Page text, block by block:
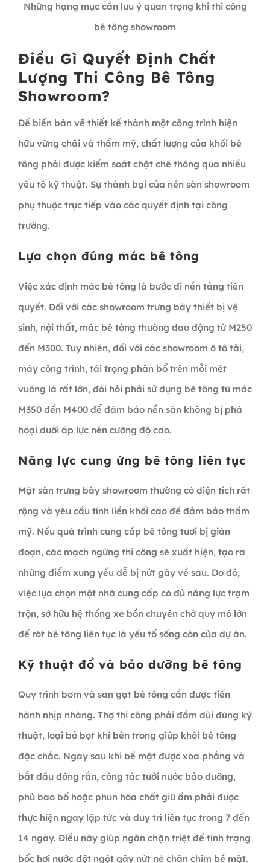
Những hạng mục cần lưu ý quan trọng khi thi công
bê tông showroom
Điều Gì Quyết Định Chất
Lượng Thi Công Bê Tông
Showroom?
Để biến bản vẽ thiết kế thành một công trình hiện
hữu vững chãi và thẩm mỹ, chất lượng của khối bê
tông phải được kiểm soát chặt chẽ thông qua nhiều
yếu tố kỹ thuật. Sự thành bại của nền sàn showroom
phụ thuộc trực tiếp vào các quyết định tại công
trường.
Lựa chọn đúng mác bê tông
Việc xác định mác bê tông là bước đi nền tảng tiên
quyết. Đối với các showroom trưng bày thiết bị vệ
sinh, nội thất, mác bê tông thường dao động từ M250
đến M300. Tuy nhiên, đối với các showroom ô tô tải,
máy công trình, tải trọng phân bổ trên mỗi mét
vuông là rất lớn, đòi hỏi phải sử dụng bê tông từ mác
M350 đến M400 để đảm bảo nền sàn không bị phá
hoại dưới áp lực nén cường độ cao.
Năng lực cung ứng bê tông liên tục
Mặt sàn trưng bày showroom thường có diện tích rất
rộng và yêu cầu tính liền khối cao để đảm bảo thẩm
mỹ. Nếu quá trình cung cấp bê tông tươi bị gián
đoạn, các mạch ngừng thi công sẽ xuất hiện, tạo ra
những điểm xung yếu dễ bị nứt gãy về sau. Do đó,
việc lựa chọn một nhà cung cấp có đủ năng lực trạm
trộn, sở hữu hệ thống xe bồn chuyên chở quy mô lớn
để rót bê tông liên tục là yếu tố sống còn của dự án.
Kỹ thuật đổ và bảo dưỡng bê tông
Quy trình bơm và san gạt bê tông cần được tiến
hành nhịp nhàng. Thợ thi công phải đầm dùi đúng kỹ
thuật, loại bỏ bọt khí bên trong giúp khối bê tông
đặc chắc. Ngay sau khi bề mặt được xoa phẳng và
bắt đầu đóng rắn, công tác tưới nước bảo dưỡng,
phủ bao bố hoặc phun hóa chất giữ ẩm phải được
thực hiện ngay lập tức và duy trì liên tục trong 7 đến
14 ngày. Điều này giúp ngăn chặn triệt để tình trạng
bốc hơi nước đột ngột gây nứt nẻ chân chim bề mặt.